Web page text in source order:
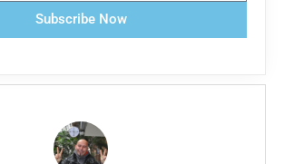
Subscribe Now